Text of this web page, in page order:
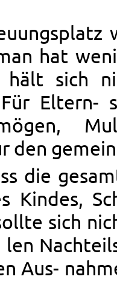
hat
hält sich
El­tern-
den
die
Kindes,
sich
Aus-